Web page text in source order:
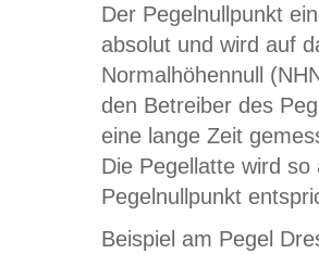
Der Pegelnullpunkt
absolut und wird auf
Normalhöhennull
den Betreiber des
eine lange Zeit
Die Pegellatte wird
Pegelnullpunkt
Beispiel am Pegel